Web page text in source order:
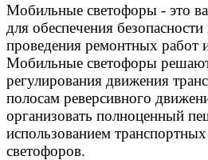
Мобильные светофоры - это
для обеспечения
проведения ремонтных работ
Мобильные светофоры
регулирования движения
полосам реверсивного
организовать полноценный
использованием
светофоров.